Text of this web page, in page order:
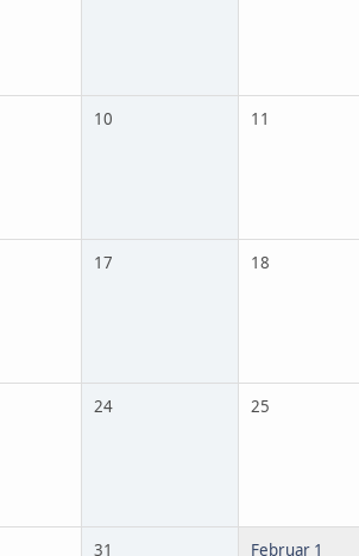
10 11
17 18
24 25
31 Februar 1